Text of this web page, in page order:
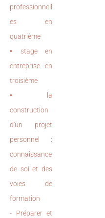
professionnell
es en
quatrième
• stage en
entreprise en
troisième
•
la
construction
d'un projet
personnel :
connaissance
de soi et des
voies de
formation
- Préparer et